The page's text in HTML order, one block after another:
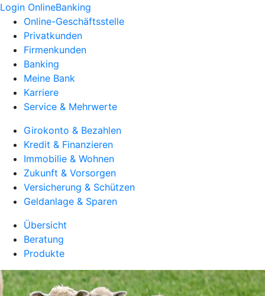
Login OnlineBanking
Online-Geschäftsstelle
Privatkunden
Firmenkunden
Banking
Meine Bank
Karriere
Service & Mehrwerte
Girokonto & Bezahlen
Kredit & Finanzieren
Immobilie & Wohnen
Zukunft & Vorsorgen
Versicherung & Schützen
Geldanlage & Sparen
Übersicht
Beratung
Produkte